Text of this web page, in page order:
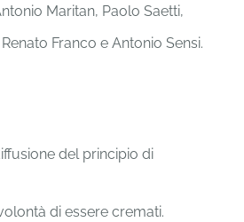
Maritan, Paolo Saetti,
Franco e Antonio Sensi.
del principio di
di essere cremati.